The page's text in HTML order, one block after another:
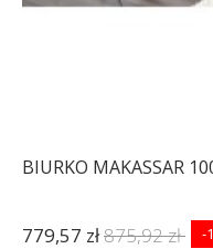
BIURKO MAKASSAR
779,57 zł875,92 zł -